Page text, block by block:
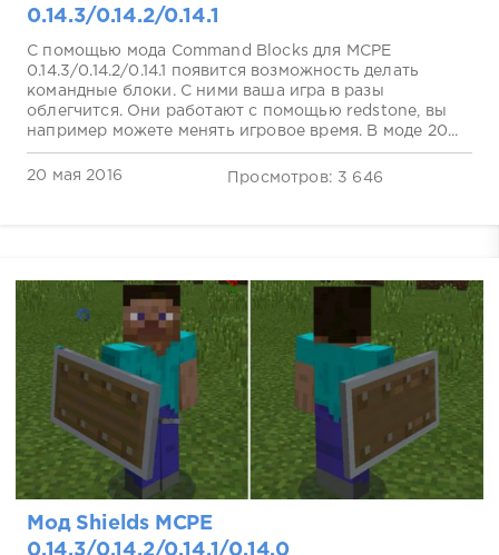
0.14.3/0.14.2/0.14.1
С помощью мода Command Blocks для MCPE
0.14.3/0.14.2/0.14.1 появится возможность делать
командные блоки. С ними ваша игра в разы
облегчится. Они работают с помощью redstone, вы
например можете менять игровое время. В моде 20...
20 мая 2016 Просмотров: 3 646
Мод Shields MCPE
0.14.3/0.14.2/0.14.1/0.14.0